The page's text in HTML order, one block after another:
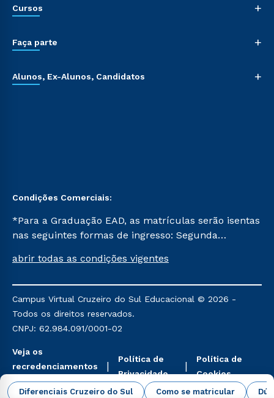
Diferenciais Cruzeiro do Sul Como se matricular
Cursos +
Faça parte +
Alunos, Ex-Alunos, Candidatos +
Condições Comerciais:
*Para a Graduação EAD, as matrículas serão isentas
nas seguintes formas de ingresso: Segunda
Já para as demais, a taxa de matrícula será de R$
mencionadas são referentes aos cursos: Ensino
Religioso, Geografia para a Docência e Metodologia
do Ensino de História: Questões Atuais.
abrir todas as condições vigentes
Campus Virtual Cruzeiro do Sul Educacional © 2026 -
Todos os direitos reservados.
CNPJ: 62.984.091/0001-02
Veja os
recredenciamentos
aqui
Política de
Privacidade
Política de
Cookies